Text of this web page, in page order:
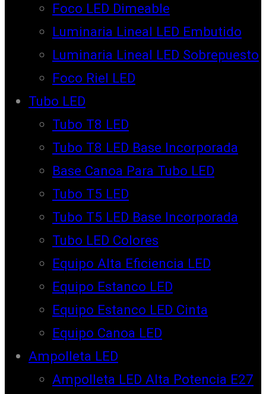
Foco LED Dimeable
Luminaria Lineal LED Embutido
Luminaria Lineal LED Sobrepuesto
Foco Riel LED
Tubo LED
Tubo T8 LED
Tubo T8 LED Base Incorporada
Base Canoa Para Tubo LED
Tubo T5 LED
Tubo T5 LED Base Incorporada
Tubo LED Colores
Equipo Alta Eficiencia LED
Equipo Estanco LED
Equipo Estanco LED Cinta
Equipo Canoa LED
Ampolleta LED
Ampolleta LED Alta Potencia E27